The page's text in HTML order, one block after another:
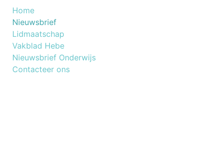
Home
​Nieuwsbrief
Lidmaatschap
Vakblad Hebe
Nieuwsbrief Onderwijs
Contacteer ons